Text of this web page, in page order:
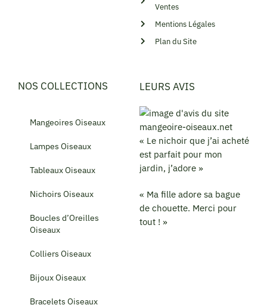
Ventes
Mentions Légales
Plan du Site
NOS COLLECTIONS
Mangeoires Oiseaux
Lampes Oiseaux
Tableaux Oiseaux
Nichoirs Oiseaux
Boucles d’Oreilles
Oiseaux
Colliers Oiseaux
Bijoux Oiseaux
Bracelets Oiseaux
LEURS AVIS
« Le nichoir que j’ai acheté
est parfait pour mon
jardin, j’adore »
« Ma fille adore sa bague
de chouette. Merci pour
tout ! »